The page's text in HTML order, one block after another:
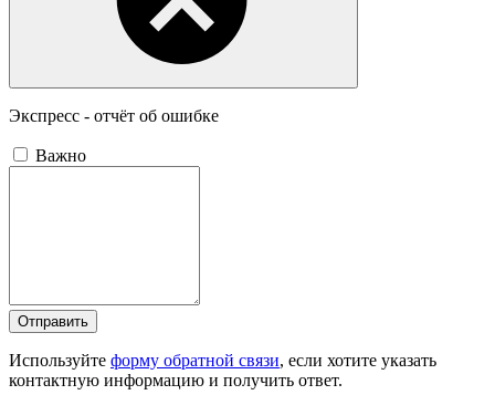
Экспресс - отчёт об ошибке
Важно
Отправить
Используйте форму обратной связи, если хотите указать
контактную информацию и получить ответ.